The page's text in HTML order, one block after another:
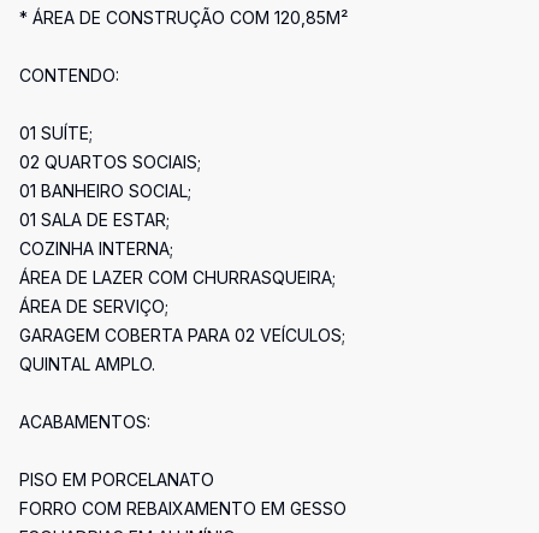
* ÁREA DE CONSTRUÇÃO COM 120,85M²
CONTENDO:
01 SUÍTE;
02 QUARTOS SOCIAIS;
01 BANHEIRO SOCIAL;
01 SALA DE ESTAR;
COZINHA INTERNA;
ÁREA DE LAZER COM CHURRASQUEIRA;
ÁREA DE SERVIÇO;
GARAGEM COBERTA PARA 02 VEÍCULOS;
QUINTAL AMPLO.
ACABAMENTOS:
PISO EM PORCELANATO
FORRO COM REBAIXAMENTO EM GESSO